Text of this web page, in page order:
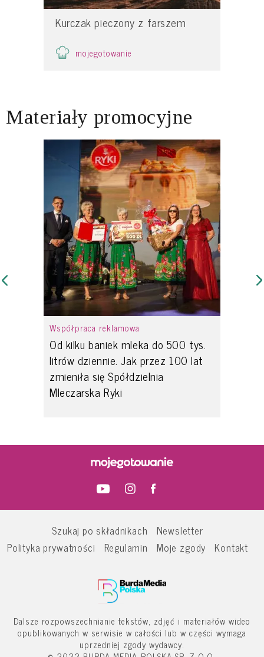
Kurczak pieczony z farszem
mojegotowanie
Materiały promocyjne
Współpraca reklamowa
Od kilku baniek mleka do 500 tys.
litrów dziennie. Jak przez 100 lat
zmieniła się Spółdzielnia
Mleczarska Ryki
Szukaj po składnikach
Newsletter
Polityka prywatności
Regulamin Moje zgody Kontakt
Dalsze rozpowszechnianie tekstów, zdjęć i materiałów wideo
opublikowanych w serwisie w całości lub w części wymaga
uprzedniej zgody wydawcy.